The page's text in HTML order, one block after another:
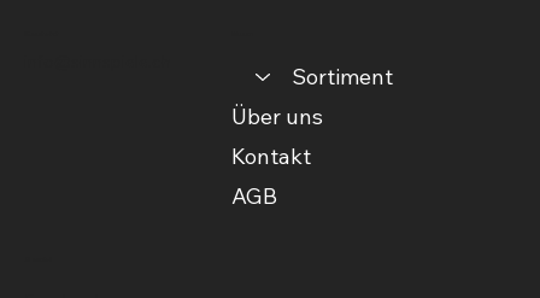
Sortiment
Über uns
Kontakt
AGB